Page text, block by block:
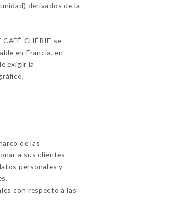
derivados de la
CHÉRIE se
en Francia, en
exigir la
de las
a sus clientes
personales y
con respecto a las